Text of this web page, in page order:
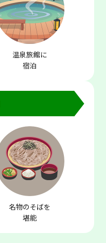
温泉旅館に
宿泊
名物のそばを
堪能